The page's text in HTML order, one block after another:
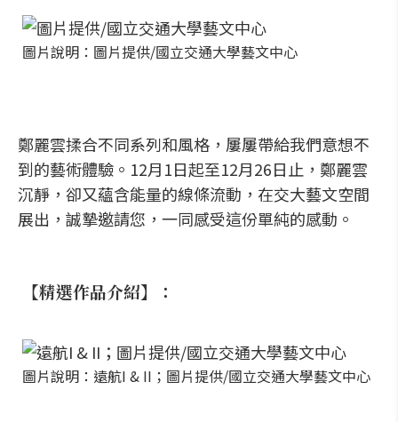
圖片說明：圖片提供/國立交通大學藝文中心
鄭麗雲揉合不同系列和風格，屢屢帶給我們意想不
到的藝術體驗。12月1日起至12月26日止，鄭麗雲
沉靜，卻又蘊含能量的線條流動，在交大藝文空間
展出，誠摯邀請您，一同感受這份單純的感動。
【精選作品介紹】：
圖片說明：遠航I & II；圖片提供/國立交通大學藝文中心